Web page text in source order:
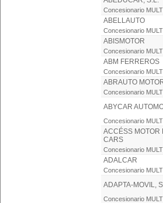
Concesionario
ABELLAUTO
Concesionario
ABISMOTOR
Concesionario
ABM FERREROS
Concesionario
ABRAUTO
Concesionario
ABYCAR
Concesionario
ACCÉSS MOTOR
CARS
Concesionario
ADALCAR
Concesionario
ADAPTA-MOVIL,
Concesionario